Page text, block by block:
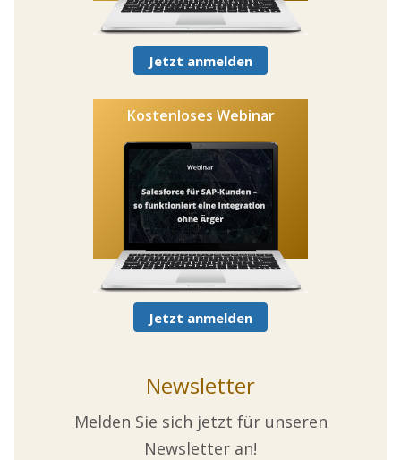
Jetzt anmelden
Kostenloses Webinar
Jetzt anmelden
Newsletter
Melden Sie sich jetzt für unseren
Newsletter an!